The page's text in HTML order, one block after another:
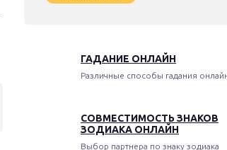
ГАДАНИЕ ОНЛАЙН
Различные способы гадания
СОВМЕСТИМОСТЬ ЗНАКОВ
ЗОДИАКА ОНЛАЙН
Выбор партнера по знаку зодиака